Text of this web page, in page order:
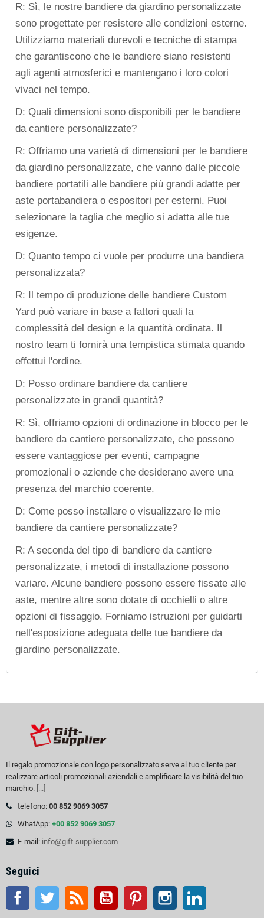
R: Sì, le nostre bandiere da giardino personalizzate
sono progettate per resistere alle condizioni esterne.
Utilizziamo materiali durevoli e tecniche di stampa
che garantiscono che le bandiere siano resistenti
agli agenti atmosferici e mantengano i loro colori
vivaci nel tempo.
D: Quali dimensioni sono disponibili per le bandiere
da cantiere personalizzate?
R: Offriamo una varietà di dimensioni per le bandiere
da giardino personalizzate, che vanno dalle piccole
bandiere portatili alle bandiere più grandi adatte per
aste portabandiera o espositori per esterni. Puoi
selezionare la taglia che meglio si adatta alle tue
esigenze.
D: Quanto tempo ci vuole per produrre una bandiera
personalizzata?
R: Il tempo di produzione delle bandiere Custom
Yard può variare in base a fattori quali la
complessità del design e la quantità ordinata. Il
nostro team ti fornirà una tempistica stimata quando
effettui l'ordine.
D: Posso ordinare bandiere da cantiere
personalizzate in grandi quantità?
R: Sì, offriamo opzioni di ordinazione in blocco per le
bandiere da cantiere personalizzate, che possono
essere vantaggiose per eventi, campagne
promozionali o aziende che desiderano avere una
presenza del marchio coerente.
D: Come posso installare o visualizzare le mie
bandiere da cantiere personalizzate?
R: A seconda del tipo di bandiere da cantiere
personalizzate, i metodi di installazione possono
variare. Alcune bandiere possono essere fissate alle
aste, mentre altre sono dotate di occhielli o altre
opzioni di fissaggio. Forniamo istruzioni per guidarti
nell'esposizione adeguata delle tue bandiere da
giardino personalizzate.
Il regalo promozionale con logo personalizzato serve al tuo cliente per
realizzare articoli promozionali aziendali e amplificare la visibilità del tuo
marchio. [...]
telefono: 00 852 9069 3057
WhatApp: +00 852 9069 3057
E-mail: info@gift-supplier.com
Seguici
Facebook Twitter RSS Youtube Pinterest Instagram